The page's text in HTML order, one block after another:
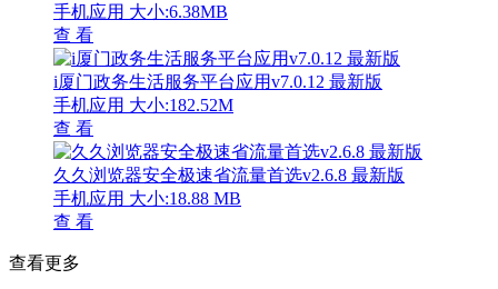
手机应用 大小:6.38MB
查 看
i厦门政务生活服务平台应用v7.0.12 最新版
手机应用 大小:182.52M
查 看
久久浏览器安全极速省流量首选v2.6.8 最新版
手机应用 大小:18.88 MB
查 看
查看更多